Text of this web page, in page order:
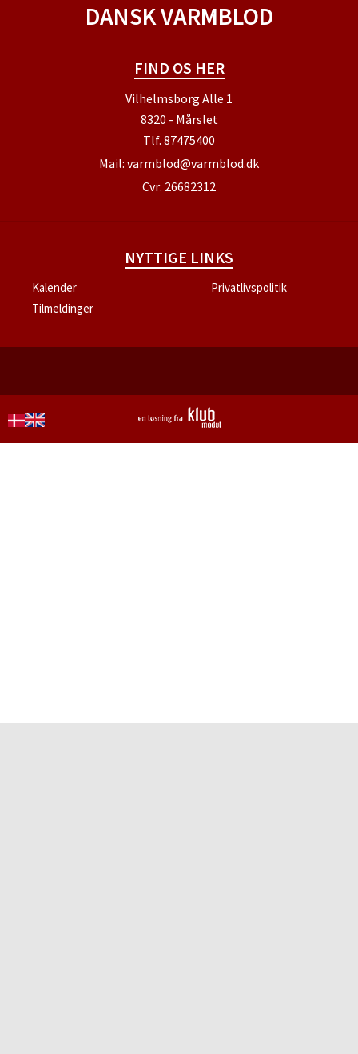
DANSK VARMBLOD
FIND OS HER
Vilhelmsborg Alle 1
8320 - Mårslet
Tlf. 87475400
Mail: varmblod@varmblod.dk
Cvr: 26682312
NYTTIGE LINKS
Kalender
Privatlivspolitik
Tilmeldinger